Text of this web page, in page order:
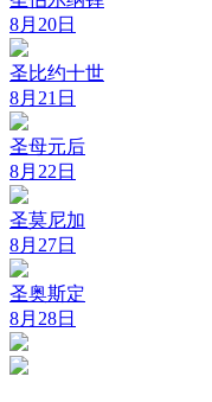
8月20日
圣比约十世
8月21日
圣母元后
8月22日
圣莫尼加
8月27日
圣奥斯定
8月28日